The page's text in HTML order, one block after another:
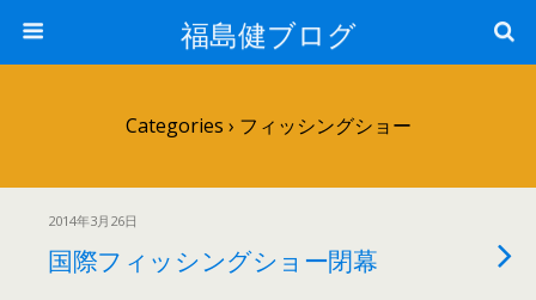
福島健ブログ
Categories › フィッシングショー
2014年3月26日
国際フィッシングショー閉幕